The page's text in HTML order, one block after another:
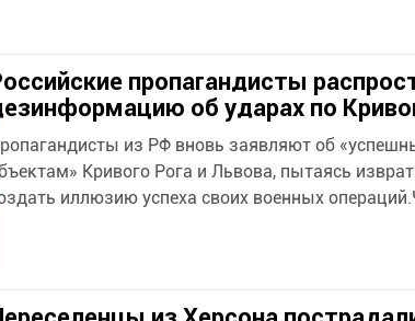
пропагандисты
об ударах по
из РФ вновь заявляют об
Кривого Рога и Львова, пытаясь
иллюзию успеха своих военных